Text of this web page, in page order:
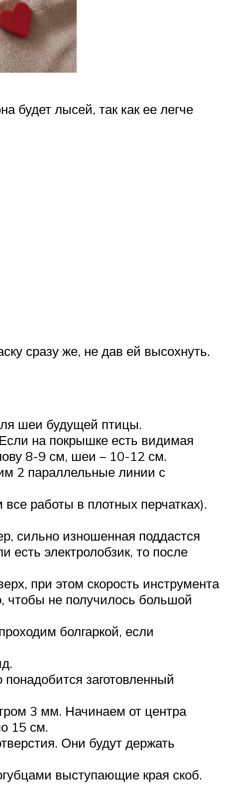
будет лысей, так как ее легче
сразу же, не дав ей высохнуть.
шеи будущей птицы.
на покрышке есть видимая
8-9 см, шеи – 10-12 см.
2 параллельные линии с
работы в плотных перчатках).
сильно изношенная поддастся
электролобзик, то после
при этом скорость инструмента
чтобы не получилось большой
болгаркой, если
заготовленный
3 мм. Начинаем от центра
15 см.
Они будут держать
выступающие края скоб.